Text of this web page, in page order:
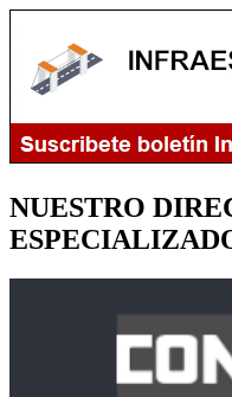
NUESTRO